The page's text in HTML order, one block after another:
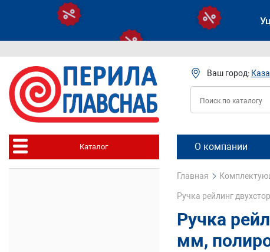
Ваш город:
Каталог О компании
Главная
Ручка рейлинг
Ручка
мм,